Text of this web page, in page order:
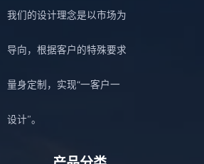
我们的设计理念是以市场为
导向，根据客户的特殊要求
量身定制，实现“一客户一
设计”。